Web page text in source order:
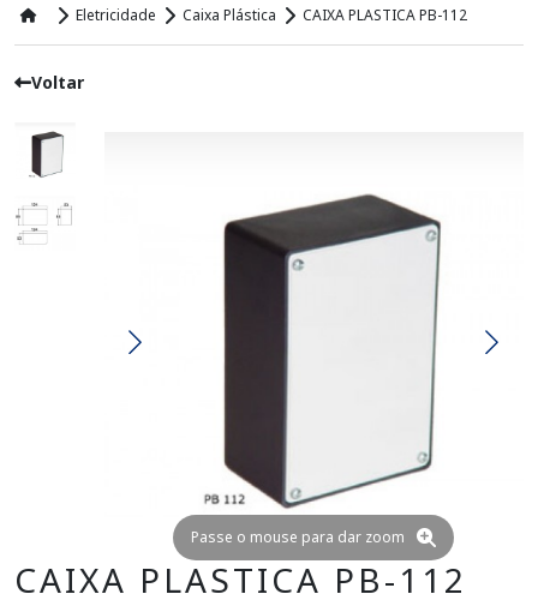
Eletricidade Caixa Plástica CAIXA PLASTICA PB-112
Voltar
Passe o mouse para dar zoom
CAIXA PLASTICA PB-112